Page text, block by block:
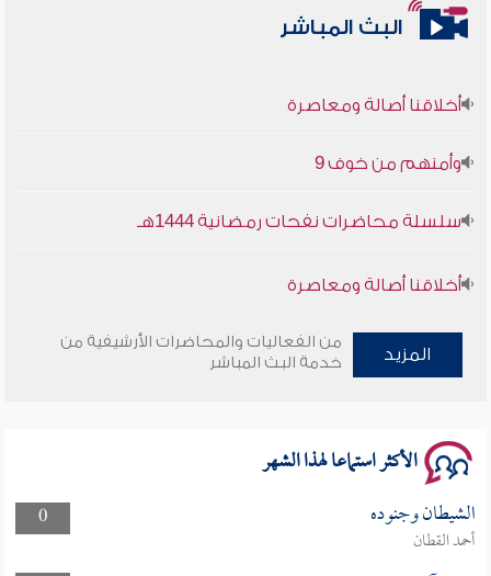
البث المباشر
أخلاقنا أصالة ومعاصرة
وأمنهم من خوف 9
أخلاقنا أصالة ومعاصرة
وأمنهم من خوف 9
المزيد
من الفعاليات والمحاضرات الأرشيفية من
خدمة البث المباشر
الأكثر استماعا لهذا الشهر
0 الشيطان وجنوده
أحمد القطان